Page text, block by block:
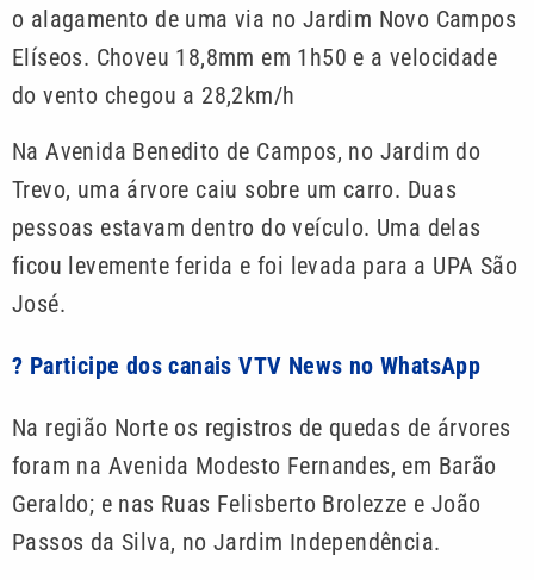
o alagamento de uma via no Jardim Novo Campos
Elíseos. Choveu 18,8mm em 1h50 e a velocidade
do vento chegou a 28,2km/h
Na Avenida Benedito de Campos, no Jardim do
Trevo, uma árvore caiu sobre um carro. Duas
pessoas estavam dentro do veículo. Uma delas
ficou levemente ferida e foi levada para a UPA São
José.
? Participe dos canais VTV News no WhatsApp
Na região Norte os registros de quedas de árvores
foram na Avenida Modesto Fernandes, em Barão
Geraldo; e nas Ruas Felisberto Brolezze e João
Passos da Silva, no Jardim Independência.